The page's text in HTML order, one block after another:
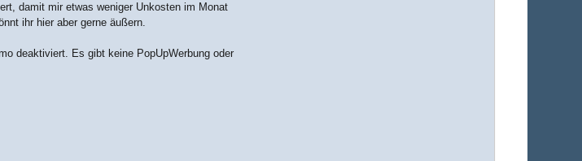
damit mir etwas weniger Unkosten im Monat
ihr hier aber gerne äußern.
deaktiviert. Es gibt keine PopUpWerbung oder